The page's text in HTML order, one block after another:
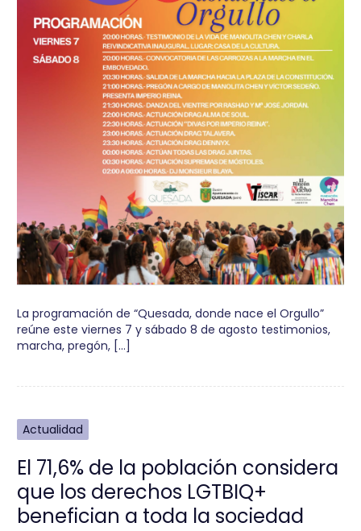
La programación de “Quesada, donde nace el Orgullo”
reúne este viernes 7 y sábado 8 de agosto testimonios,
marcha, pregón, […]
Actualidad
El 71,6% de la población considera
que los derechos LGTBIQ+
benefician a toda la sociedad